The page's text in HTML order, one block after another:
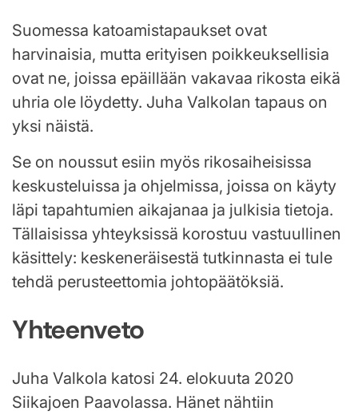
Suomessa katoamistapaukset ovat
harvinaisia, mutta erityisen poikkeuksellisia
ovat ne, joissa epäillään vakavaa rikosta eikä
uhria ole löydetty. Juha Valkolan tapaus on
yksi näistä.
Se on noussut esiin myös rikosaiheisissa
keskusteluissa ja ohjelmissa, joissa on käyty
läpi tapahtumien aikajanaa ja julkisia tietoja.
Tällaisissa yhteyksissä korostuu vastuullinen
käsittely: keskeneräisestä tutkinnasta ei tule
tehdä perusteettomia johtopäätöksiä.
Yhteenveto
Juha Valkola katosi 24. elokuuta 2020
Siikajoen Paavolassa. Hänet nähtiin